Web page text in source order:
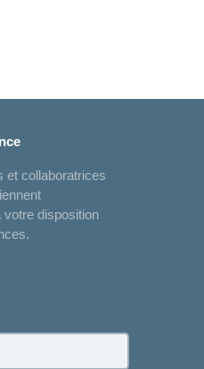
et collaboratrices
votre disposition